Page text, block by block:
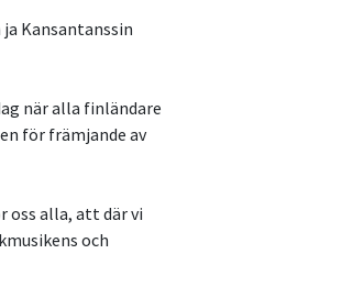
Kansantanssin
när alla finländare
för främjande av
oss alla, att där vi
och